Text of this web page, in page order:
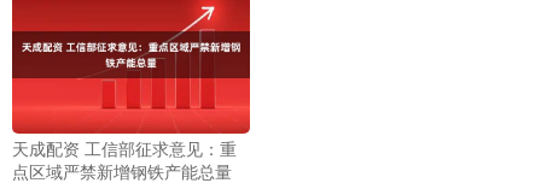
天成配资 工信部征求意见：重
点区域严禁新增钢铁产能总量